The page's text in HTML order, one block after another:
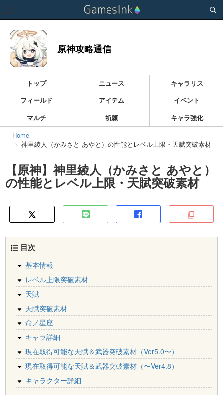
Toggle
原神攻略通信
トップ ニュース
キャラリス
フィールド
アイテム
イベント
マルチ
祈願
キャラ強化
Home
神里綾人（かみさと あやと）の性能とレベル上限・天賦突破素材
【原神】神里綾人（かみさと あやと）
の性能とレベル上限・天賦突破素材
目次
基本情報
レベル上限突破素材
天賦
天賦突破素材
命ノ星座
キャラ詳細
現在取得可能な天賦＆武器突破素材（Ver5.0〜）
現在取得可能な天賦＆武器突破素材（〜Ver4.8）
キャラクター詳細